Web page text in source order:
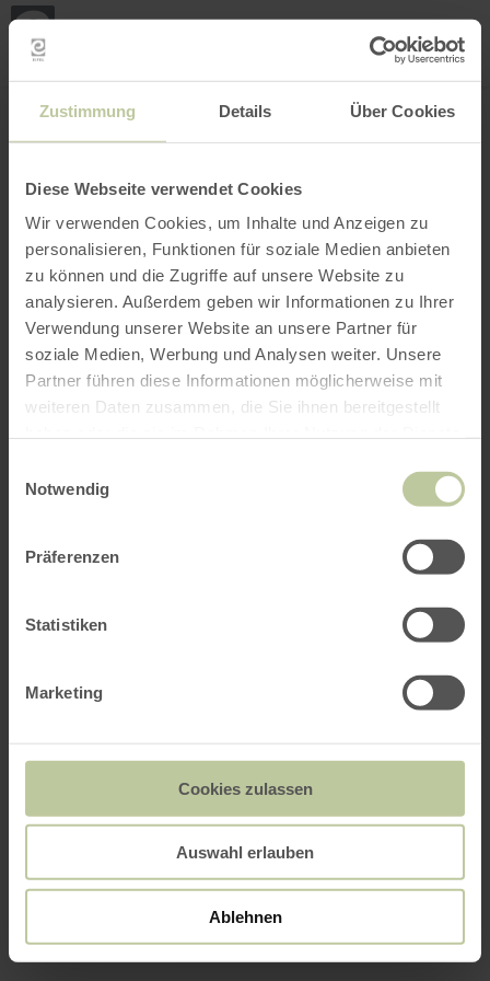
Zustimmung Details Über Cookies
Diese Webseite verwendet Cookies
Wir verwenden Cookies, um Inhalte und Anzeigen zu
personalisieren, Funktionen für soziale Medien anbieten
zu können und die Zugriffe auf unsere Website zu
analysieren. Außerdem geben wir Informationen zu Ihrer
Verwendung unserer Website an unsere Partner für
soziale Medien, Werbung und Analysen weiter. Unsere
Partner führen diese Informationen möglicherweise mit
weiteren Daten zusammen, die Sie ihnen bereitgestellt
Notwendig
Präferenzen
Statistiken
Marketing
Cookies zulassen
Auswahl erlauben
Ablehnen
INTERACTIVE MAP
my
Open filter